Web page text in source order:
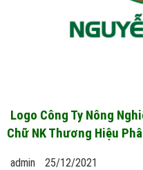
Logo Công Ty Nông
Chữ NK Thương Hiệu
admin
25/12/2021